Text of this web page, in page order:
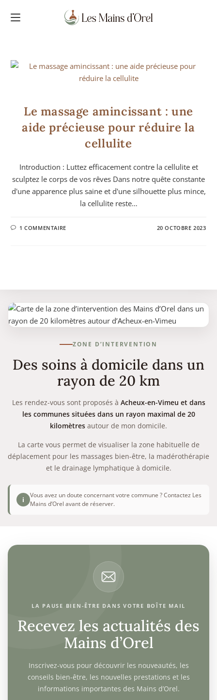
Le massage amincissant : une
aide précieuse pour réduire la
cellulite
Introduction : Luttez efficacement contre la cellulite et
sculptez le corps de vos rêves Dans notre quête constante
d'une apparence plus saine et d'une silhouette plus mince,
la cellulite reste…
1 COMMENTAIRE 20 OCTOBRE 2023
ZONE D’INTERVENTION
Des soins à domicile dans un
rayon de 20 km
Les rendez-vous sont proposés à Acheux-en-Vimeu et dans
les communes situées dans un rayon maximal de 20
kilomètres autour de mon domicile.
La carte vous permet de visualiser la zone habituelle de
déplacement pour les massages bien-être, la madérothérapie
et le drainage lymphatique à domicile.
i
Vous avez un doute concernant votre commune ? Contactez Les
Mains d’Orel avant de réserver.
LA PAUSE BIEN-ÊTRE DANS VOTRE BOÎTE MAIL
Recevez les actualités des
Mains d’Orel
Inscrivez-vous pour découvrir les nouveautés, les
conseils bien-être, les nouvelles prestations et les
informations importantes des Mains d’Orel.